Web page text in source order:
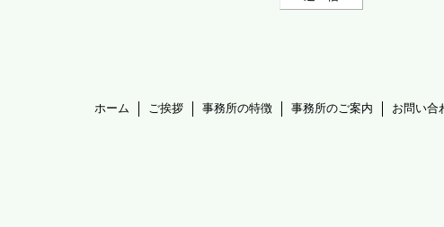
ホーム ご挨拶 事務所の特徴 事務所のご案内 お問い合